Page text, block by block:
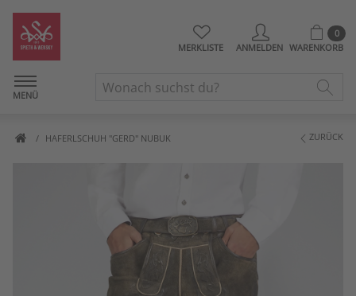
MERKLISTE ANMELDEN
0
WARENKORB
MENÜ
HAFERLSCHUH "GERD" NUBUK ZURÜCK
Artikelbilder überspringen